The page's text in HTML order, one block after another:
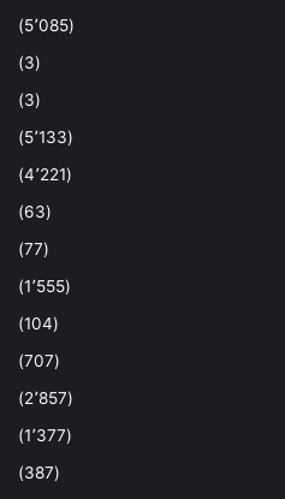
(5٬085)
(3)
(3)
(5٬133)
(4٬221)
(63)
(77)
(1٬555)
(104)
(707)
(2٬857)
(1٬377)
(387)